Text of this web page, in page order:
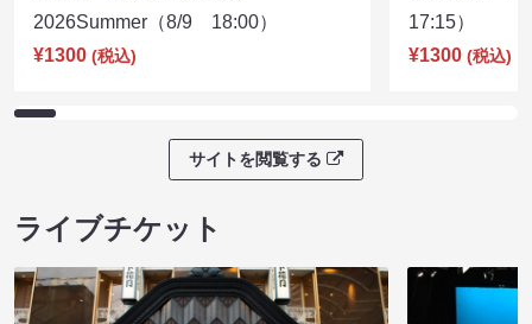
2026Summer（8/9 18:00）
¥1300 (税込)
17:15）
¥1300 (税込)
サイトを閲覧する
ライブチケット